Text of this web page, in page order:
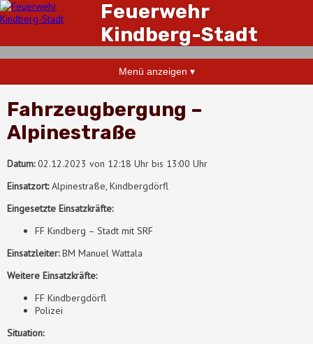
Feuerwehr
Kindberg-Stadt
Menü anzeigen ▾
Fahrzeugbergung –
Alpinestraße
Datum:02.12.2023 von 12:18 Uhr bis 13:00 Uhr
Einsatzort:Alpinestraße, Kindbergdörfl
Eingesetzte Einsatzkräfte:
FF Kindberg – Stadt mit SRF
Einsatzleiter:BM Manuel Wattala
Weitere Einsatzkräfte:
FF Kindbergdörfl
Polizei
Situation: